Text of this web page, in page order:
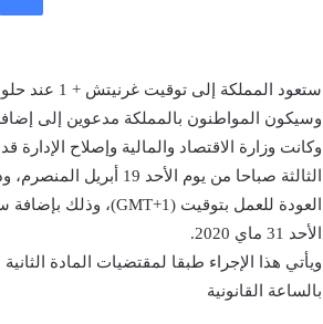
ستعود المملكة إلى توقيت غرنيتش + 1 عند حلول الساعة الثانية صباحا من يوم الأحد 31 ماي الجاري.
وسيكون المواطنون بالمملكة مدعوين إلى
وكانت وزارة الاقتصاد والمالية وإصلاح
الثالثة صباحا من
الأحد 31 ماي 2020.
بالساعة القانونية